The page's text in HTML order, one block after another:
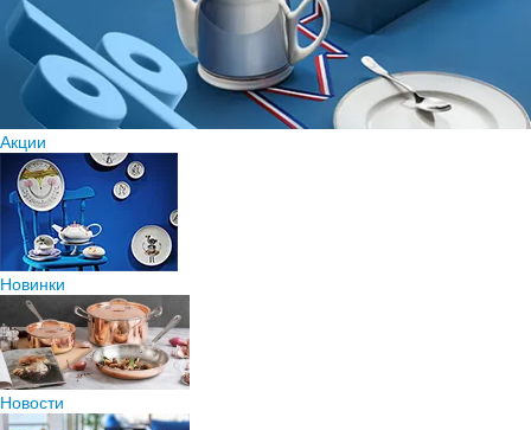
Акции
Новинки
Новости